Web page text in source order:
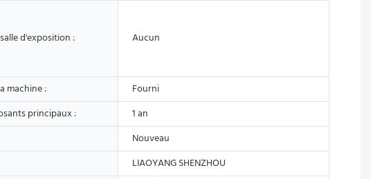
d'exposition : Aucun
machine :
Fourni
principaux :
1 an
Nouveau
LIAOYANG SHENZHOU